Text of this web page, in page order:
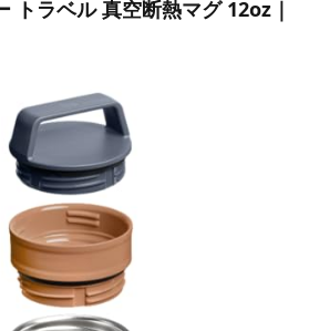
トラベル 真空断熱マグ 12oz｜